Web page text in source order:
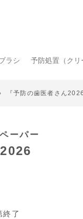
ラシ 予防処置（ク
『予防の歯医者さん
ーパー
了